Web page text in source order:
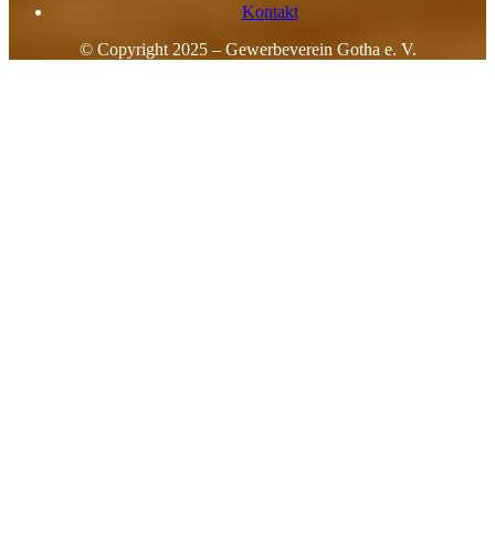
Kontakt
© Copyright 2025 – Gewerbeverein Gotha e. V.